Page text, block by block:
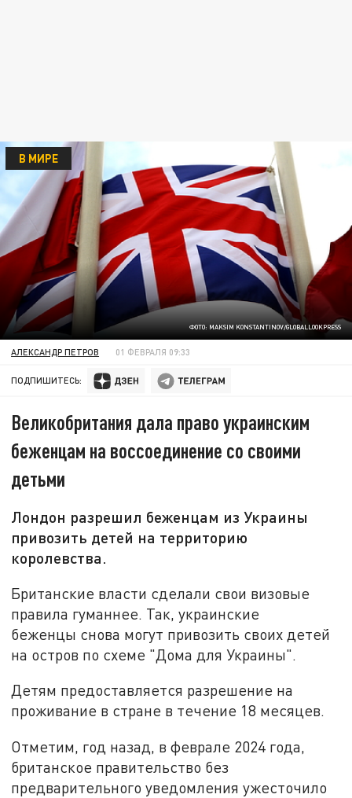
ФОТО: MAKSIM KONSTANTINOV/GLOBALLOOKPRESS
В МИРЕ
АЛЕКСАНДР ПЕТРОВ 01 ФЕВРАЛЯ 09:33
ПОДПИШИТЕСЬ:
Великобритания дала право украинским
беженцам на воссоединение со своими
детьми
Лондон разрешил беженцам из Украины
привозить детей на территорию
королевства.
Британские власти сделали свои визовые
правила гуманнее. Так, украинские
беженцы снова могут привозить своих детей
на остров по схеме "Дома для Украины".
Детям предоставляется разрешение на
проживание в стране в течение 18 месяцев.
Отметим, год назад, в феврале 2024 года,
британское правительство без
предварительного уведомления ужесточило